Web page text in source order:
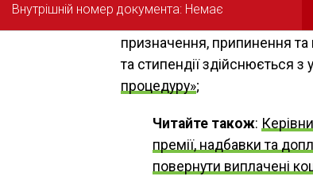
Прийняття, набрання
призначення, припинення
та стипендії здійснюється
процедуру»;
Читайте також:
премії, надбавки та
повернути виплачені
Внутрішній номер документа: Немає
Внутрішній номер документа: Немає